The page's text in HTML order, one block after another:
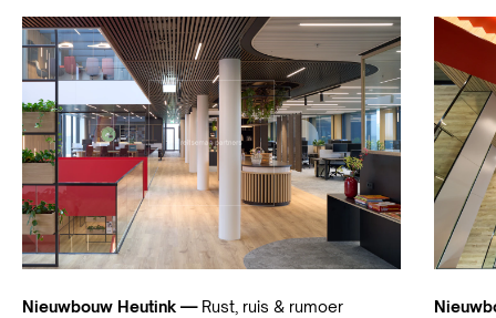
Nieuwbouw Heutink —Rust, ruis & rumoer